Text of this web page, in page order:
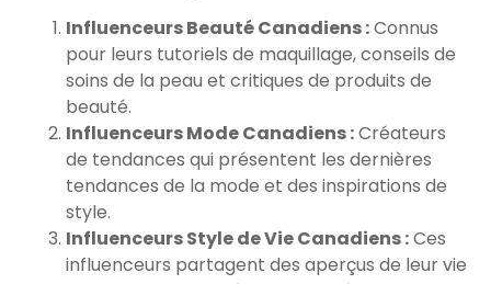
Influenceurs Beauté Canadiens :Connus
pour leurs tutoriels de maquillage, conseils de
soins de la peau et critiques de produits de
beauté.
Influenceurs Mode Canadiens :Créateurs
de tendances qui présentent les dernières
tendances de la mode et des inspirations de
style.
Influenceurs Style de Vie Canadiens :Ces
influenceurs partagent des aperçus de leur vie